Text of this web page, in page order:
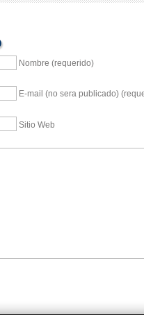
Nombre (requerido)
E-mail (no sera publicado)
Sitio Web